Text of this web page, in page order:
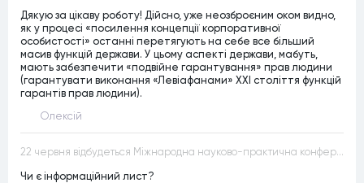
Дякую за цікаву роботу! Дійсно, уже неозброєним оком видно,
як у процесі «посилення концепції корпоративної
особистості» останні перетягують на себе все більший
масив функцій держави. У цьому аспекті держави, мабуть,
мають забезпечити «подвійне гарантування» прав людини
(гарантувати виконання «Левіафанами» ХХІ століття функцій
гарантів прав людини).
Олексій
22 червня відбудеться Міжнародна науково-практична конференція “Конституційна демократія в умовах загроз територіальній цілісності та національній безпеці”
Чи є інформаційний лист?